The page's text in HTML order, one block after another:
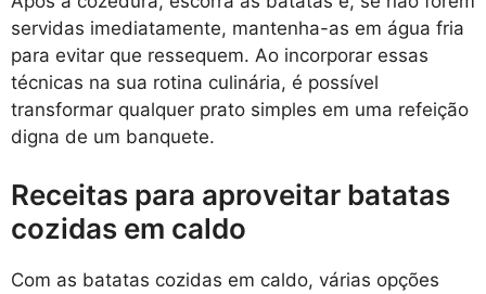
servidas imediatamente, mantenha-as em água fria
para evitar que ressequem. Ao incorporar essas
técnicas na sua rotina culinária, é possível
transformar qualquer prato simples em uma refeição
digna de um banquete.
Receitas para aproveitar batatas
cozidas em caldo
Com as batatas cozidas em caldo, várias opções